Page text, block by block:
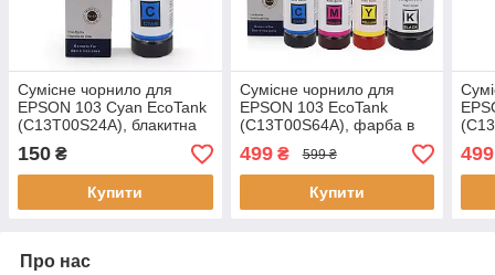
Сумісне чорнило для
EPSON 103 Cyan EcoTank
(C13T00S24A), блакитна
фарба, флакон 1х70 мл,
Refill Ink
150 ₴
Купити
Сумісне чорнило для
EPSON 103 EcoTank
(C13T00S64A), фарба в
комплекті, 4 кольори,
флакони 4х70 мл, Refill
Ink
499₴ 599 ₴
Купити
Ink
499
Про нас